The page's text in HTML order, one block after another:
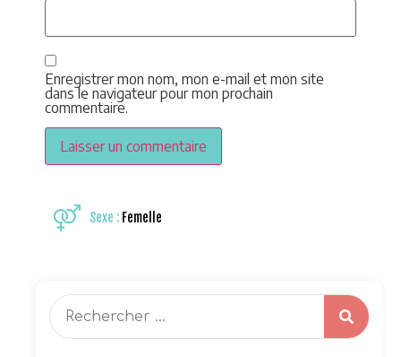
Enregistrer mon nom, mon e-mail et mon site
dans le navigateur pour mon prochain
commentaire.
Sexe : Femelle